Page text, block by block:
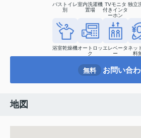
バストイレ
別
室内洗濯機
置場
TVモニタ
付きインタ
ーホン
独立
浴室乾燥機オートロッ
ク
エレベータ
ー
ネッ
料
無料 お問い合
地図